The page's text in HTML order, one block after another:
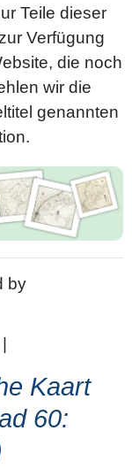
Teile dieser
Verfügung
die noch
wir die
genannten
by
Kaart
60: